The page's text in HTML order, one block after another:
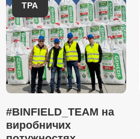
ТРА
#BINFIELD_TEAM на
виробничих